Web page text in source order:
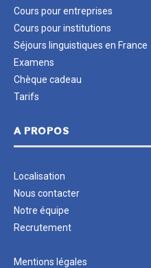
Cours pour entreprises
Cours pour institutions
Séjours linguistiques en France
Examens
Chèque cadeau
Tarifs
A PROPOS
Localisation
Nous contacter
Notre équipe
Recrutement
Mentions légales